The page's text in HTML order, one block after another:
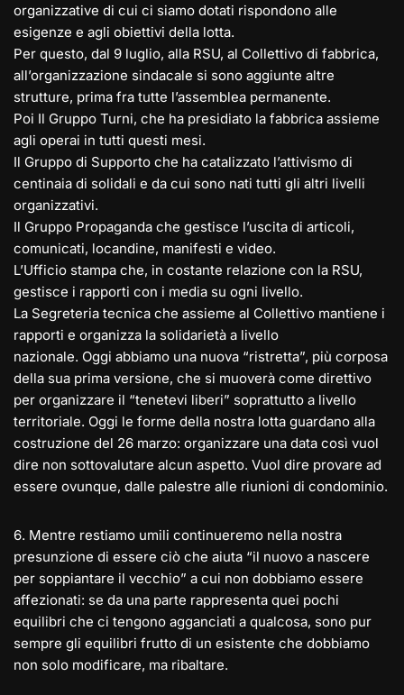
organizzative di cui ci siamo dotati rispondono alle
esigenze e agli obiettivi della lotta.
Per questo, dal 9 luglio, alla RSU, al Collettivo di fabbrica,
all’organizzazione sindacale si sono aggiunte altre
strutture, prima fra tutte l’assemblea permanente.
Poi Il Gruppo Turni, che ha presidiato la fabbrica assieme
agli operai in tutti questi mesi.
Il Gruppo di Supporto che ha catalizzato l’attivismo di
centinaia di solidali e da cui sono nati tutti gli altri livelli
organizzativi.
Il Gruppo Propaganda che gestisce l’uscita di articoli,
comunicati, locandine, manifesti e video.
L’Ufficio stampa che, in costante relazione con la RSU,
gestisce i rapporti con i media su ogni livello.
La Segreteria tecnica che assieme al Collettivo mantiene i
rapporti e organizza la solidarietà a livello
nazionale. Oggi abbiamo una nuova “ristretta”, più corposa
della sua prima versione, che si muoverà come direttivo
per organizzare il “tenetevi liberi” soprattutto a livello
territoriale. Oggi le forme della nostra lotta guardano alla
costruzione del 26 marzo: organizzare una data così vuol
dire non sottovalutare alcun aspetto. Vuol dire provare ad
essere ovunque, dalle palestre alle riunioni di condominio.
6️. Mentre restiamo umili continueremo nella nostra
presunzione di essere ciò che aiuta “il nuovo a nascere
per soppiantare il vecchio” a cui non dobbiamo essere
affezionati: se da una parte rappresenta quei pochi
equilibri che ci tengono agganciati a qualcosa, sono pur
sempre gli equilibri frutto di un esistente che dobbiamo
non solo modificare, ma ribaltare.